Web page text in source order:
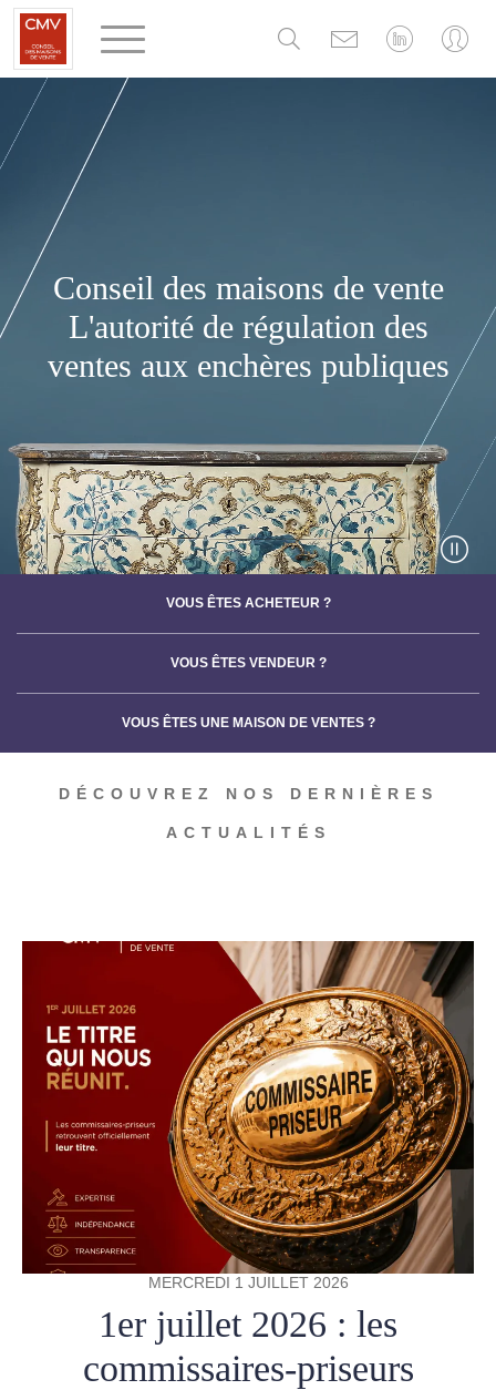
Conseil des maisons de vente
L'autorité de régulation des
ventes aux enchères publiques
VOUS ÊTES ACHETEUR ?
VOUS ÊTES VENDEUR ?
VOUS ÊTES UNE MAISON DE VENTES ?
DÉCOUVREZ NOS DERNIÈRES
ACTUALITÉS
MERCREDI 1 JUILLET 2026
1er juillet 2026 : les
commissaires-priseurs
Panneau de gestion des cookies